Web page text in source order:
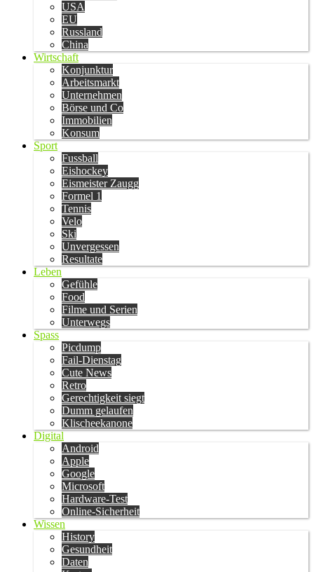
USA
EU
Russland
China
Wirtschaft
Konjunktur
Arbeitsmarkt
Unternehmen
Börse und Co
Immobilien
Konsum
Sport
Fussball
Eishockey
Eismeister Zaugg
Formel 1
Tennis
Velo
Ski
Unvergessen
Resultate
Leben
Gefühle
Food
Filme und Serien
Unterwegs
Spass
Picdump
Fail-Dienstag
Cute News
Retro
Gerechtigkeit siegt
Dumm gelaufen
Klischeekanone
Digital
Android
Apple
Google
Microsoft
Hardware-Test
Online-Sicherheit
Wissen
History
Gesundheit
Daten